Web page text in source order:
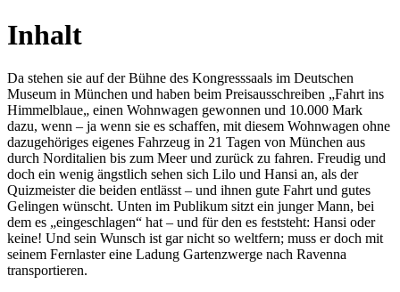
Inhalt
Da stehen sie auf der Bühne des Kongresssaals im Deutschen
Museum in München und haben beim Preisausschreiben „Fahrt ins
Himmelblaue„ einen Wohnwagen gewonnen und 10.000 Mark
dazu, wenn – ja wenn sie es schaffen, mit diesem Wohnwagen ohne
dazugehöriges eigenes Fahrzeug in 21 Tagen von München aus
durch Norditalien bis zum Meer und zurück zu fahren. Freudig und
doch ein wenig ängstlich sehen sich Lilo und Hansi an, als der
Quizmeister die beiden entlässt – und ihnen gute Fahrt und gutes
Gelingen wünscht. Unten im Publikum sitzt ein junger Mann, bei
dem es „eingeschlagen“ hat – und für den es feststeht: Hansi oder
keine! Und sein Wunsch ist gar nicht so weltfern; muss er doch mit
seinem Fernlaster eine Ladung Gartenzwerge nach Ravenna
transportieren.